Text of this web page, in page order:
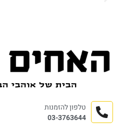
טלפון להזמנות
03-3763644